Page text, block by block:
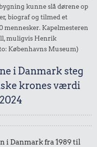
kunne slå dørene op
biograf og tilmed et
mennesker. Kapelmesteren
muligvis Henrik
Københavns Museum)
i Danmark steg
krones værdi
i Danmark fra 1989 til